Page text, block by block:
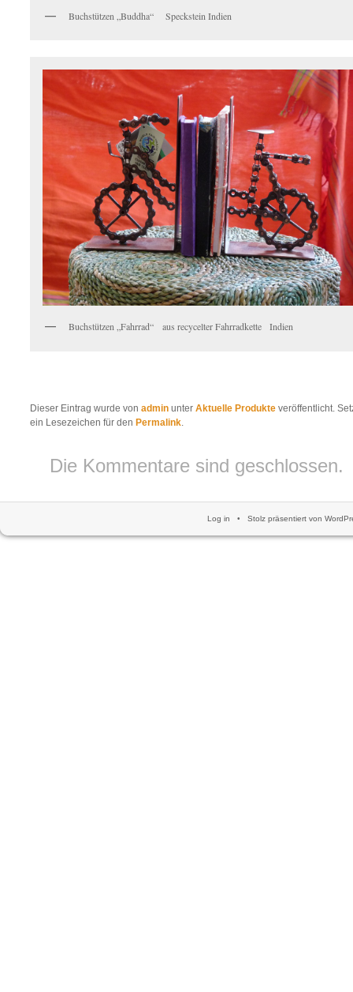
Buchstützen „Buddha“ Speckstein Indien
Buchstützen „Fahrrad“ aus recycelter Fahrradkette Indien
Dieser Eintrag wurde von admin unter Aktuelle Produkte veröffentlicht.
ein Lesezeichen für den Permalink.
Die Kommentare sind geschlossen.
Log in • Stolz präsentiert von